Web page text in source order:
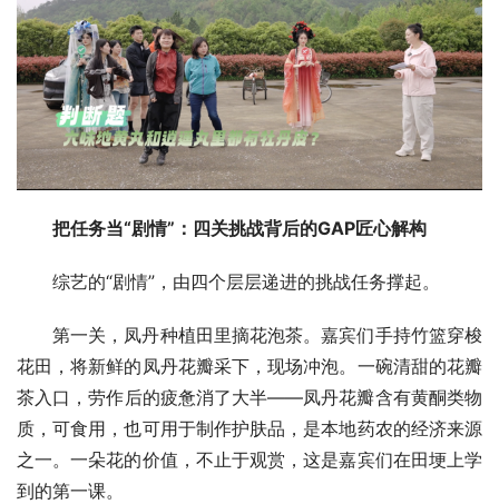
把任务当“剧情”：四关挑战背后的GAP匠心解构
综艺的“剧情”，由四个层层递进的挑战任务撑起。
第一关，凤丹种植田里摘花泡茶。嘉宾们手持竹篮穿梭
花田，将新鲜的凤丹花瓣采下，现场冲泡。一碗清甜的花瓣
茶入口，劳作后的疲惫消了大半——凤丹花瓣含有黄酮类物
质，可食用，也可用于制作护肤品，是本地药农的经济来源
之一。一朵花的价值，不止于观赏，这是嘉宾们在田埂上学
到的第一课。